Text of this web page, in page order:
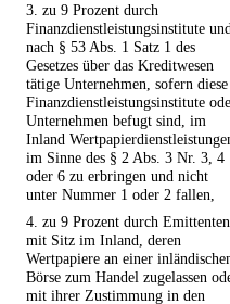
3. zu 9 Prozent durch
Finanzdienstleistungsinstitute
nach § 53 Abs. 1 Satz 1 des
Gesetzes über das Kreditwesen
tätige Unternehmen, sofern diese
Finanzdienstleistungsinstitute
Unternehmen befugt sind, im
Inland
im Sinne des § 2 Abs. 3 Nr. 3, 4
oder 6 zu erbringen und nicht
unter Nummer 1 oder 2 fallen,
4. zu 9 Prozent durch Emittenten
mit Sitz im Inland, deren
Wertpapiere an einer
Börse zum Handel zugelassen
mit ihrer Zustimmung in den